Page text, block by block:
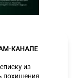
КАНАЛЕ
из
похищения